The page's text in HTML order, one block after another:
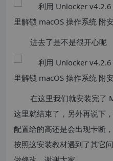
进去了是不是很开心呢
在这里我们就安装完了
这里就结束了，另外再说下
配置给的高还是会出现卡断
按照这安装教材遇到了其它